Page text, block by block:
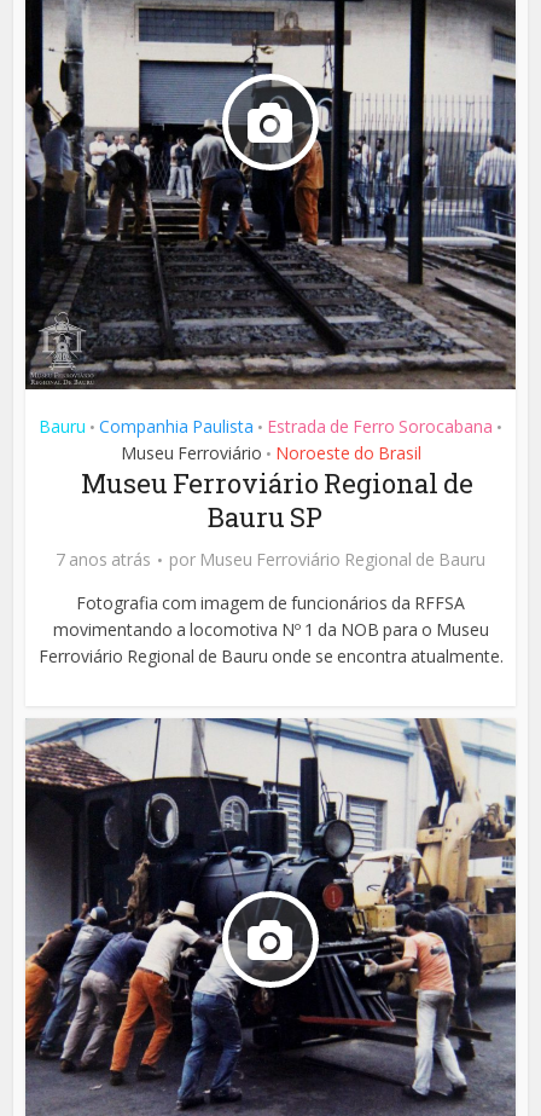
Bauru • Companhia Paulista • Estrada de Ferro Sorocabana •
Museu Ferroviário • Noroeste do Brasil
Museu Ferroviário Regional de
Bauru SP
7 anos atrás por Museu Ferroviário Regional de Bauru
Fotografia com imagem de funcionários da RFFSA
movimentando a locomotiva Nº 1 da NOB para o Museu
Ferroviário Regional de Bauru onde se encontra atualmente.